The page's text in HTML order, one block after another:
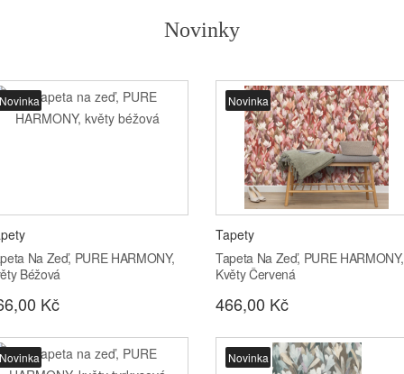
Novinky
Na Zeď, PURE HARMONY,
Béžová
Kč
Novinka
Tapety
Tapeta Na Zeď, PURE HARMONY,
Květy Červená
466,00 Kč
Novinka